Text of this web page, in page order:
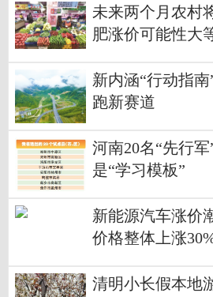
未来两个月农村
肥涨价可能性大
新内涵“行动指
跑新赛道
河南20名“先行军
是“学习模板”
新能源汽车涨价
价格整体上涨
清明小长假本地